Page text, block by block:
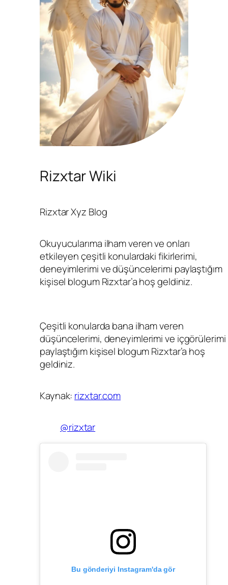
Rizxtar Wiki
Rizxtar Xyz Blog
Okuyucularıma ilham veren ve onları
etkileyen çeşitli konulardaki fikirlerimi,
deneyimlerimi ve düşüncelerimi paylaştığım
kişisel blogum Rizxtar’a hoş geldiniz.
Çeşitli konularda bana ilham veren
düşüncelerimi, deneyimlerimi ve içgörülerimi
paylaştığım kişisel blogum Rizxtar’a hoş
geldiniz.
Kaynak: rizxtar.com
@rizxtar
Bu gönderiyi Instagram'da gör